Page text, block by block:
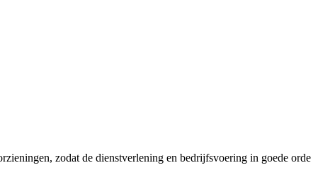
zodat de dienstverlening en bedrijfsvoering in goede orde